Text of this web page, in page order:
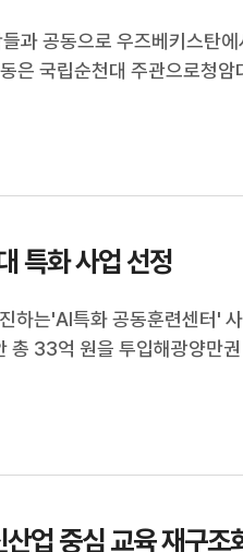
과 공동으로 우즈베키스탄
은 국립순천대 주관으로청암
문단은 공동 유학 박람회를
특화 사업 선정
하는'AI특화 공동훈련센터' 사
총 33억 원을 투입해광양만
훈련센터와K-하이테크 플랫
업 중심 교육 재구조